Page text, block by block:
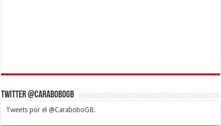
Twitter @CaraboboGB
Tweets por el @CaraboboGB.
1xbetBetturkeyBetistKralbetSupertotobetTipobetMatadorbetMariobet
https://mvbcasino.com/